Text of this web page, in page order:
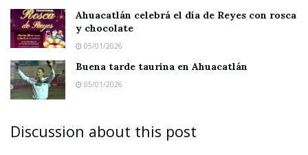
Ahuacatlán celebrá el día de Reyes con rosca
y chocolate
05/01/2026
Buena tarde taurina en Ahuacatlán
05/01/2026
Discussion about this post